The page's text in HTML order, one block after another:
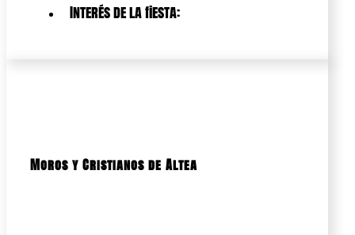
Interés de la fiesta:
Moros y Cristianos de Altea